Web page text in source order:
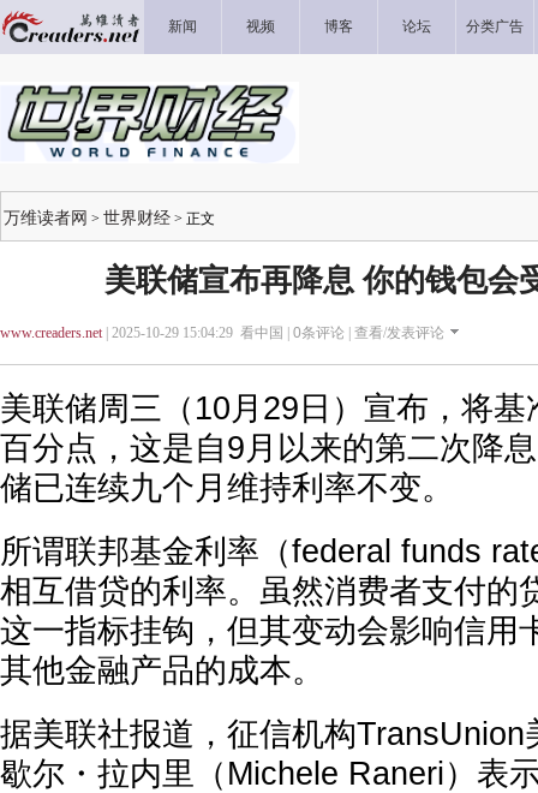
新闻 视频 博客 论坛 分类广告
万维读者网 > 世界财经 > 正文
美联储宣布再降息 你的钱包会
www.creaders.net| 2025-10-29 15:04:29 看中国 | 0条评论 | 查看/发表评论
美联储周三（10月29日）宣布，将
百分点，这是自9月以来的第二次降
储已连续九个月维持利率不变。
所谓联邦基金利率（federal funds
相互借贷的利率。虽然消费者支付的
这一指标挂钩，但其变动会影响信用
其他金融产品的成本。
据美联社报道，征信机构TransUnion
歇尔・拉内里（Michele Raneri）表